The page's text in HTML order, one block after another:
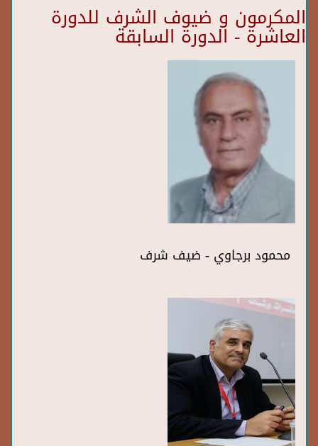
المكرمون و ضيوف الشرف للدورة
العاشرة - الدورة السابقة
محمود برجاوي - ضيف شرف